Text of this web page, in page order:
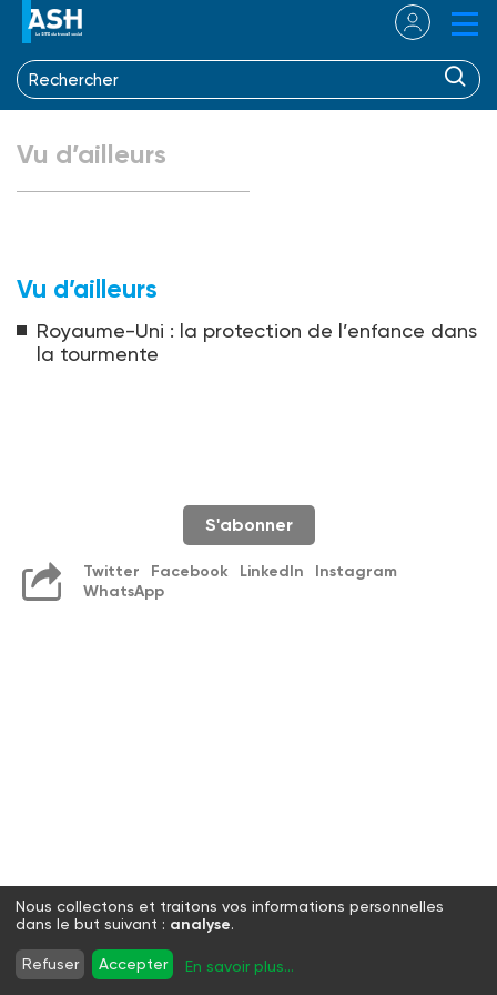
Vu d’ailleurs
Vu d’ailleurs
Royaume-Uni : la protection de l’enfance dans
la tourmente
S'abonner
Twitter Facebook LinkedIn
Instagram
WhatsApp
Nous collectons et traitons vos informations personnelles
dans le but suivant : analyse.
Refuser Accepter En savoir plus...